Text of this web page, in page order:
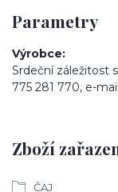
Parametry
Výrobce
Srdeční záležitost
775 281 770, e-
Zboží
ČAJ